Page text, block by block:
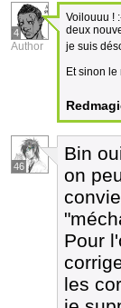
4
Author
Voilouuu !
deux
je suis
Et sinon
46
Bin
on
Pour
les